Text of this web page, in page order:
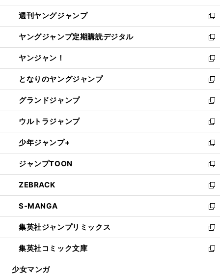
開
く
ウ
で
開
く
ン
ド
ウ
で
開
く
ウ
ィ
ン
ド
ウ
で
開
く
週刊ヤングジャンプ
新
し
い
ウ
ィ
ン
ド
ウ
で
開
く
ヤングジャンプ定期購読デジタル
新
し
い
ウ
ィ
ン
ド
ウ
で
開
く
ヤンジャン！
新
し
い
ウ
ィ
ン
ド
ウ
で
開
く
となりのヤングジャンプ
新
し
い
ウ
ィ
ン
ド
ウ
で
開
く
グランドジャンプ
新
し
い
ウ
ィ
ン
ド
ウ
で
開
く
ウルトラジャンプ
新
し
い
ウ
ィ
ン
ド
ウ
で
開
く
少年ジャンプ+
新
し
い
ウ
ィ
ン
ド
ウ
で
開
く
ジャンプTOON
新
し
い
ウ
ィ
ン
ド
ウ
で
開
ZEBRACK
新
し
い
ウ
ィ
ン
ド
ウ
S-MANGA
新
し
い
ウ
ィ
ン
集英社ジャンプリミックス
新
し
い
ウ
集英社コミック文庫
新
し
少女マンガ